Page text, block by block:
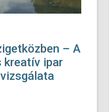
– A
kreatív ipar